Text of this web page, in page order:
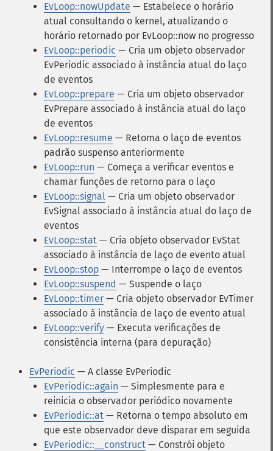
EvLoop::nowUpdate — Estabelece o horário
atual consultando o kernel, atualizando o
horário retornado por EvLoop::now no progresso
EvLoop::periodic — Cria um objeto observador
EvPeriodic associado à instância atual do laço
de eventos
EvLoop::prepare — Cria um objeto observador
EvPrepare associado à instância atual do laço
de eventos
EvLoop::resume — Retoma o laço de eventos
padrão suspenso anteriormente
EvLoop::run — Começa a verificar eventos e
chamar funções de retorno para o laço
EvLoop::signal — Cria um objeto observador
EvSignal associado à instância atual do laço de
eventos
EvLoop::stat — Cria objeto observador EvStat
associado à instância de laço de evento atual
EvLoop::stop — Interrompe o laço de eventos
EvLoop::suspend — Suspende o laço
EvLoop::timer — Cria objeto observador EvTimer
associado à instância de laço de evento atual
EvLoop::verify — Executa verificações de
consistência interna (para depuração)
EvPeriodic — A classe EvPeriodic
EvPeriodic::again — Simplesmente para e
reinicia o observador periódico novamente
EvPeriodic::at — Retorna o tempo absoluto em
que este observador deve disparar em seguida
EvPeriodic::__construct — Constrói objeto